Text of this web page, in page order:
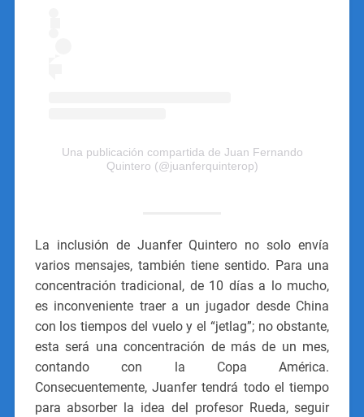
Una publicación compartida de Juan Fernando
Quintero (@juanferquinterop)
La inclusión de Juanfer Quintero no solo envía
varios mensajes, también tiene sentido. Para una
concentración tradicional, de 10 días a lo mucho,
es inconveniente traer a un jugador desde China
con los tiempos del vuelo y el “jetlag”; no obstante,
esta será una concentración de más de un mes,
contando con la Copa América.
Consecuentemente, Juanfer tendrá todo el tiempo
para absorber la idea del profesor Rueda, seguir